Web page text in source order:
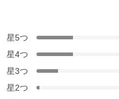
星5つ
星4つ
星3つ
星2つ